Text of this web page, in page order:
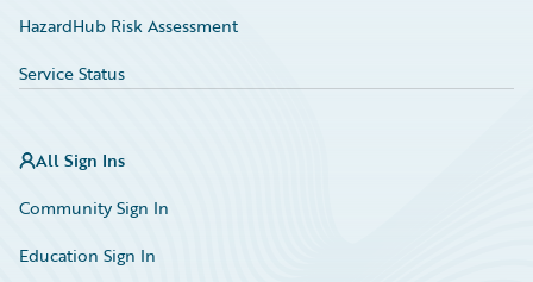
HazardHub Risk Assessment
Service Status
All Sign Ins
Community Sign In
Education Sign In